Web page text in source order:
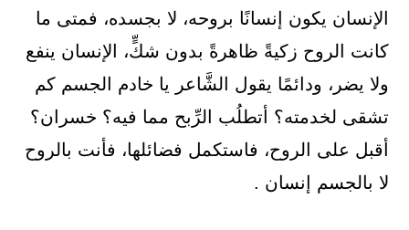
الإنسان يكون إنسانًا بروحه، لا بجسده، فمتى ما
كانت الروح زكيةً ظاهرةً بدون شكٍّ، الإنسان ينفع
ولا يضر، ودائمًا يقول الشَّاعر يا خادم الجسم كم
تشقى لخدمته؟ أتطلُب الرِّبح مما فيه؟ خسران؟
أقبل على الروح، فاستكمل فضائلها، فأنت بالروح
لا بالجسم إنسان .